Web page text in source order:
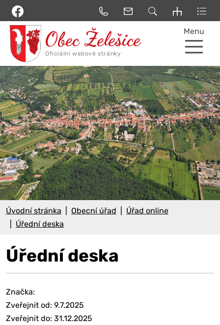
Menu
Úvodní stránka Obecní úřad
Úřad online
Úřední deska
Úřední deska
Značka:
Zveřejnit od: 9.7.2025
Zveřejnit do: 31.12.2025